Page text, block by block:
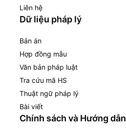
Liên hệ
Dữ liệu pháp lý
Bản án
Hợp đồng mẫu
Văn bản pháp luật
Tra cứu mã HS
Thuật ngữ pháp lý
Bài viết
Chính sách và Hướng dẫn